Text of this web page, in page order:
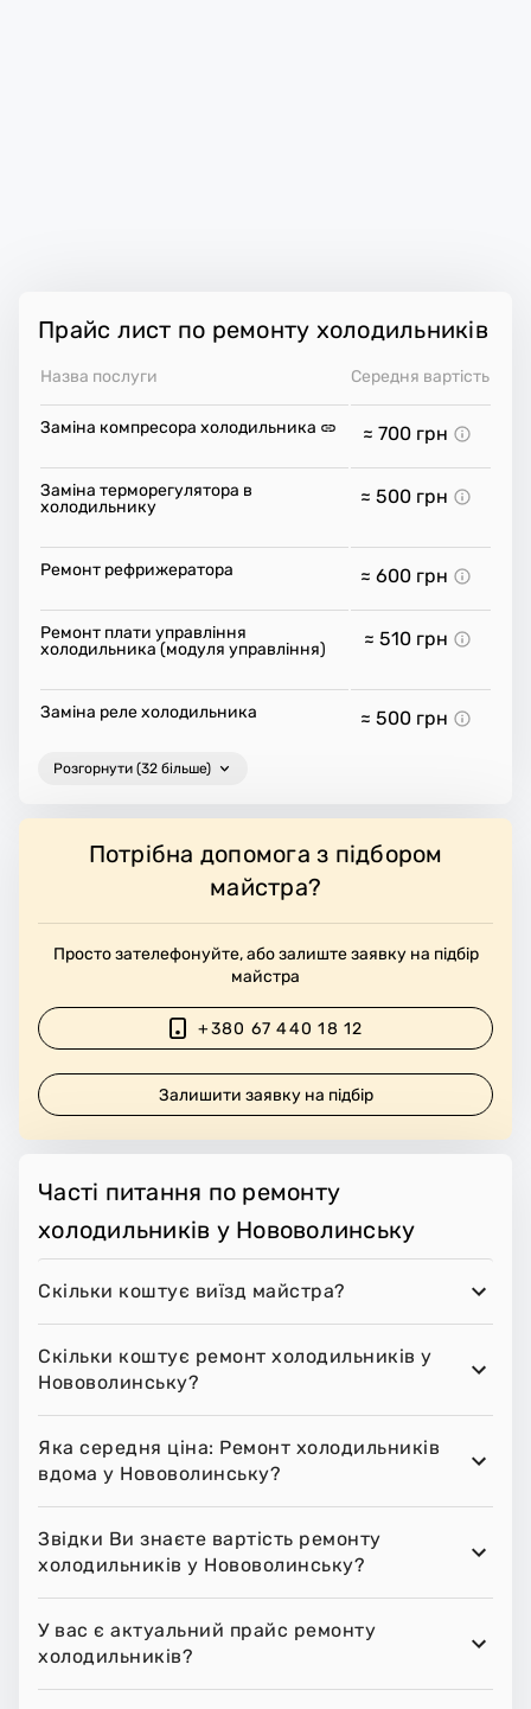
Прайс лист по ремонту холодильників
Назва послуги Середня вартість
Заміна компресора холодильника ≈ 700 грн
Заміна терморегулятора в
холодильнику
≈ 500 грн
Ремонт рефрижератора ≈ 600 грн
Ремонт плати управління
холодильника (модуля управління)
≈ 510 грн
Заміна реле холодильника ≈ 500 грн
Розгорнути (32 більше)
Потрібна допомога з підбором
майстра?
Просто зателефонуйте, або залиште заявку на підбір
майстра
+380 67 440 18 12
Залишити заявку на підбір
Часті питання по ремонту
холодильників у Нововолинську
Скільки коштує виїзд майстра?
Скільки коштує ремонт холодильників у
Нововолинську?
Яка середня ціна: Ремонт холодильників
вдома у Нововолинську?
Звідки Ви знаєте вартість ремонту
холодильників у Нововолинську?
У вас є актуальний прайс ремонту
холодильників?